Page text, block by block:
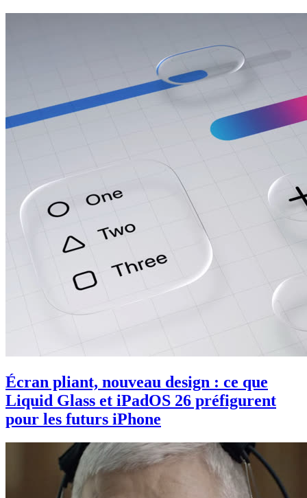
Écran pliant, nouveau design : ce que
Liquid Glass et iPadOS 26 préfigurent
pour les futurs iPhone